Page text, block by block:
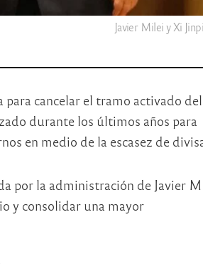
Javier Milei y Xi
cancelar el tramo activado del
durante los últimos años para
en medio de la escasez de
por la administración de Javier
y consolidar una mayor